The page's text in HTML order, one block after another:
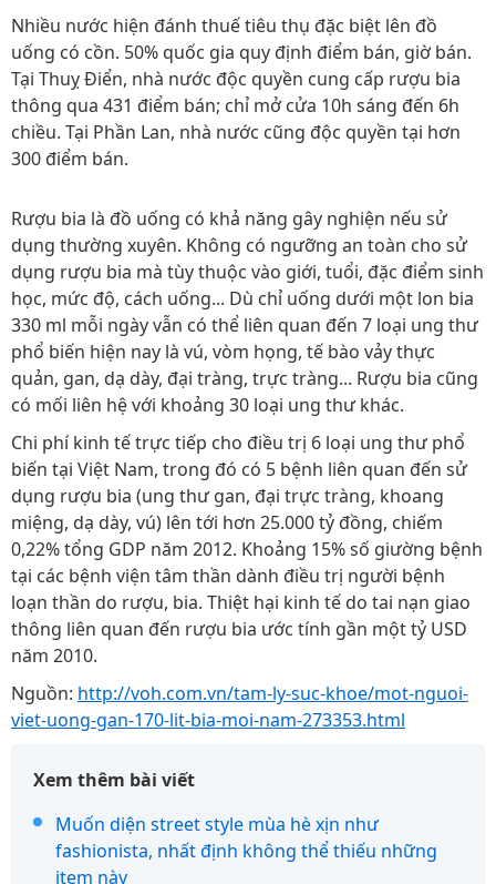
Nhiều nước hiện đánh thuế tiêu thụ đặc biệt lên đồ
uống có cồn. 50% quốc gia quy định điểm bán, giờ bán.
Tại Thuỵ Điển, nhà nước độc quyền cung cấp rượu bia
thông qua 431 điểm bán; chỉ mở cửa 10h sáng đến 6h
chiều. Tại Phần Lan, nhà nước cũng độc quyền tại hơn
300 điểm bán.
Rượu bia là đồ uống có khả năng gây nghiện nếu sử
dụng thường xuyên. Không có ngưỡng an toàn cho sử
dụng rượu bia mà tùy thuộc vào giới, tuổi, đặc điểm sinh
học, mức độ, cách uống... Dù chỉ uống dưới một lon bia
330 ml mỗi ngày vẫn có thể liên quan đến 7 loại ung thư
phổ biến hiện nay là vú, vòm họng, tế bào vảy thực
quản, gan, dạ dày, đại tràng, trực tràng... Rượu bia cũng
có mối liên hệ với khoảng 30 loại ung thư khác.
Chi phí kinh tế trực tiếp cho điều trị 6 loại ung thư phổ
biến tại Việt Nam, trong đó có 5 bệnh liên quan đến sử
dụng rượu bia (ung thư gan, đại trực tràng, khoang
miệng, dạ dày, vú) lên tới hơn 25.000 tỷ đồng, chiếm
0,22% tổng GDP năm 2012. Khoảng 15% số giường bệnh
tại các bệnh viện tâm thần dành điều trị người bệnh
loạn thần do rượu, bia. Thiệt hại kinh tế do tai nạn giao
thông liên quan đến rượu bia ước tính gần một tỷ USD
năm 2010.
Nguồn: http://voh.com.vn/tam-ly-suc-khoe/mot-nguoi-
viet-uong-gan-170-lit-bia-moi-nam-273353.html
Xem thêm bài viết
Muốn diện street style mùa hè xịn như
fashionista, nhất định không thể thiếu những
item này